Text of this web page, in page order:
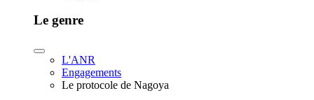
Le genre
L'ANR
Engagements
Le protocole de Nagoya